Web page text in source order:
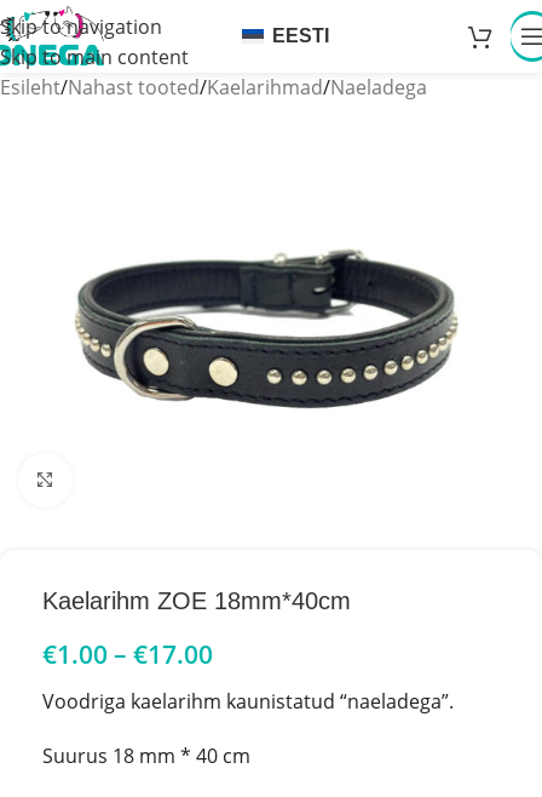
Skip to navigation
Skip to main content
EESTI
Esileht/Nahast tooted/Kaelarihmad/Naeladega
Kaelarihm ZOE 18mm*40cm
€1.00 – €17.00
Voodriga kaelarihm kaunistatud “naeladega”.
Suurus 18 mm * 40 cm